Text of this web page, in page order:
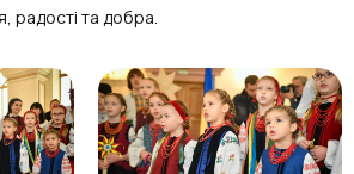
радості та добра.